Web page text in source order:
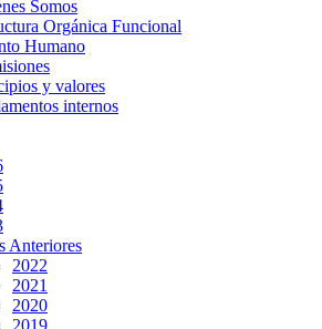
Somos
Orgánica Funcional
Humano
y valores
internos
Anteriores
2022
2021
2020
2019